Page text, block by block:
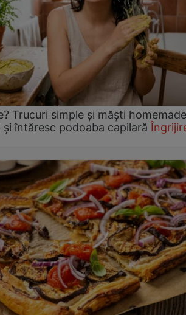
Trucuri simple și măști homemade
întăresc podoaba capilară